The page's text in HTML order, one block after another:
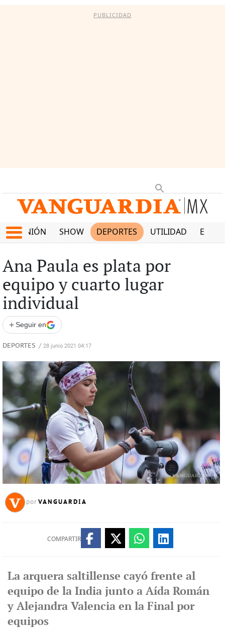
PUBLICIDAD
OPINIÓN SHOW DEPORTES UTILIDAD
Ana Paula es plata por
equipo y cuarto lugar
individual
+ Seguir en
DEPORTES / 28 junio 2021 04:17
por VANGUARDIA
COMPARTIR
La arquera saltillense cayó frente al
equipo de la India junto a Aída Román
y Alejandra Valencia en la Final por
equipos